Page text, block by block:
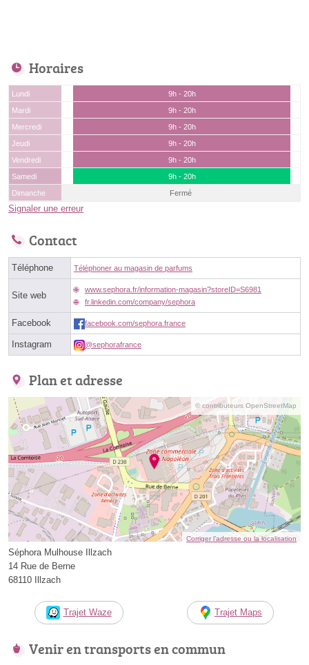
Horaires
Lundi
9h - 20h
Mardi
9h - 20h
Mercredi
9h - 20h
Jeudi
9h - 20h
Vendredi
9h - 20h
Samedi
9h - 20h
Dimanche
Fermé
Signaler une erreur
Contact
Téléphone Téléphoner au magasin de parfums
Site web
www.sephora.fr/information-magasin?storeID=S6981
fr.linkedin.com/company/sephora
Facebook facebook.com/sephora.france
Instagram @sephorafrance
Plan et adresse
© contributeurs OpenStreetMap
Corriger l’adresse ou la localisation
Séphora Mulhouse Illzach
14 Rue de Berne
68110 Illzach
Trajet Waze Trajet Maps
Venir en transports en commun